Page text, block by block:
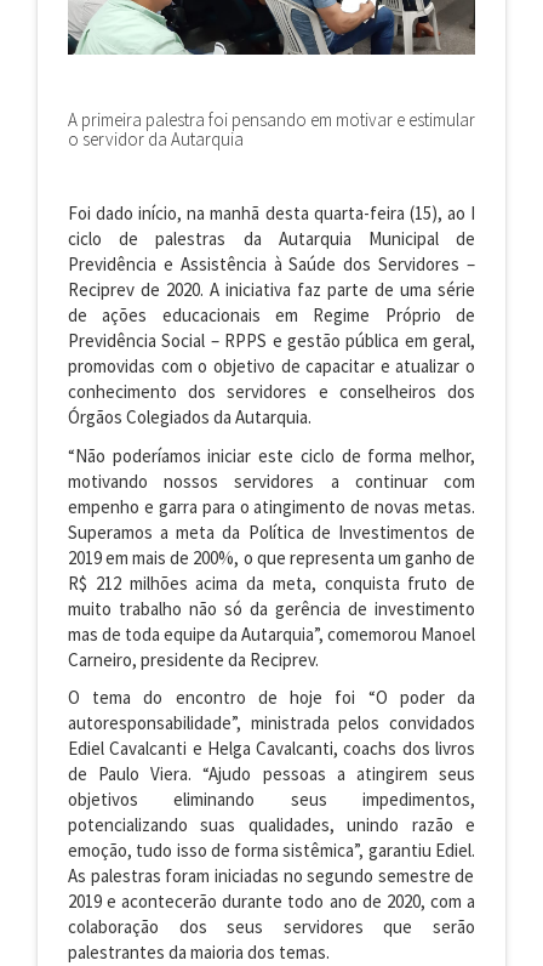
A primeira palestra foi pensando em motivar e estimular
o servidor da Autarquia
Foi dado início, na manhã desta quarta-feira (15), ao I
ciclo de palestras da Autarquia Municipal de
Previdência e Assistência à Saúde dos Servidores –
Reciprev de 2020. A iniciativa faz parte de uma série
de ações educacionais em Regime Próprio de
Previdência Social – RPPS e gestão pública em geral,
promovidas com o objetivo de capacitar e atualizar o
conhecimento dos servidores e conselheiros dos
Órgãos Colegiados da Autarquia.
“Não poderíamos iniciar este ciclo de forma melhor,
motivando nossos servidores a continuar com
empenho e garra para o atingimento de novas metas.
Superamos a meta da Política de Investimentos de
2019 em mais de 200%, o que representa um ganho de
R$ 212milhões acima da meta, conquista fruto de
muito trabalho não só da gerência de investimento
mas de toda equipe da Autarquia”, comemorou Manoel
Carneiro, presidente da Reciprev.
O tema do encontro de hoje foi “O poder da
autoresponsabilidade”, ministrada pelos convidados
Ediel Cavalcanti e Helga Cavalcanti, coachs dos livros
de Paulo Viera. “Ajudo pessoas a atingirem seus
objetivos eliminando seus impedimentos,
potencializando suas qualidades, unindo razão e
emoção, tudo isso de forma sistêmica”, garantiu Ediel.
As palestras foram iniciadas no segundo semestre de
2019eacontecerãodurante todo ano de 2020, com a
colaboração dos seus servidores que serão
palestrantes da maioria dos temas.